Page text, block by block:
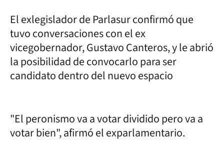
El exlegislador de Parlasur confirmó que
tuvo conversaciones con el ex
vicegobernador, Gustavo Canteros, y le abrió
la posibilidad de convocarlo para ser
candidato dentro del nuevo espacio
"El peronismo va a votar dividido pero va a
votar bien", afirmó el exparlamentario.